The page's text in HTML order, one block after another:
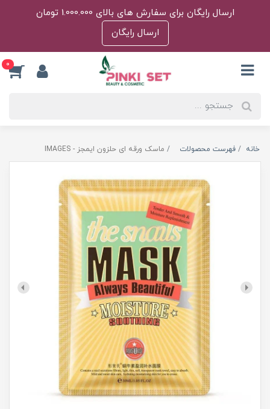
ارسال رایگان برای سفارش های بالای 1.000.000 تومان
ارسال رایگان
0
خانه فهرست محصولات ماسک ورقه ای حلزون ایمجز - IMAGES